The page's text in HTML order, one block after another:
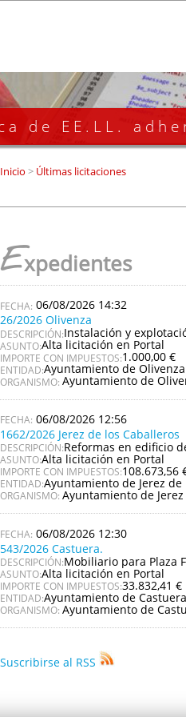
de EE.LL.
Inicio >Últimas licitaciones
Expedientes
06/08/2026 14:32
26/2026 Olivenza
DESCRIPCIÓN:Instalación y
ASUNTO:Alta licitación en Portal
IMPORTE CON IMPUESTOS:1.000,00 €
ENTIDAD:Ayuntamiento de Olivenza
ORGANISMO: Ayuntamiento de
06/08/2026 12:56
1662/2026 Jerez de los Caballeros
DESCRIPCIÓN:Reformas en edificio
ASUNTO:Alta licitación en Portal
IMPORTE CON IMPUESTOS:108.673,56
ENTIDAD:Ayuntamiento de Jerez de
ORGANISMO: Ayuntamiento de
06/08/2026 12:30
543/2026 Castuera.
DESCRIPCIÓN:Mobiliario para Plaza
ASUNTO:Alta licitación en Portal
IMPORTE CON IMPUESTOS:33.832,41 €
ENTIDAD:Ayuntamiento de Castuera
ORGANISMO: Ayuntamiento de
Suscribirse al RSS